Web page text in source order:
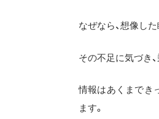
なぜなら、想像した
その不足に気づき
情報はあくまでき
ます。